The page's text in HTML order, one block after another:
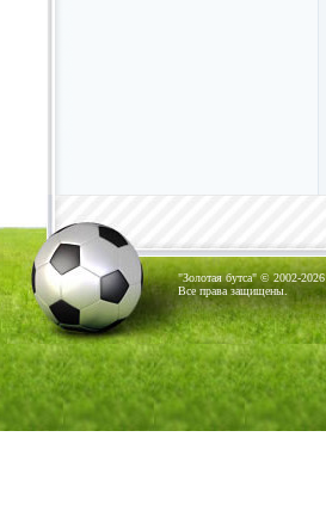
"Золотая бутса" © 2002-2026
Все права защищены.